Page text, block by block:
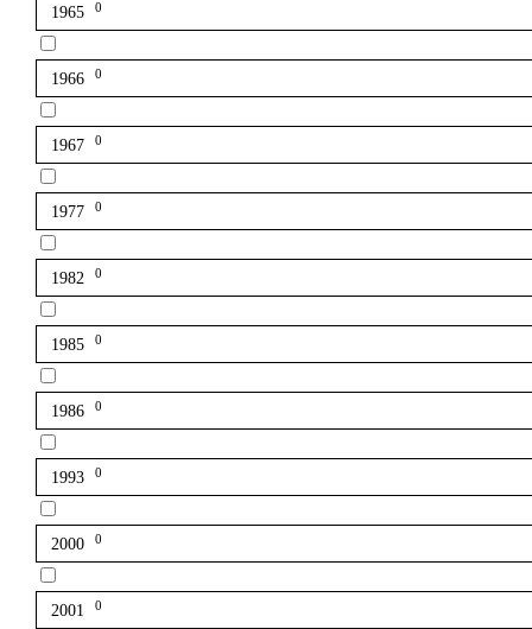
1965 0
1966 0
1967 0
1977 0
1982 0
1985 0
1986 0
1993 0
2000 0
2001 0